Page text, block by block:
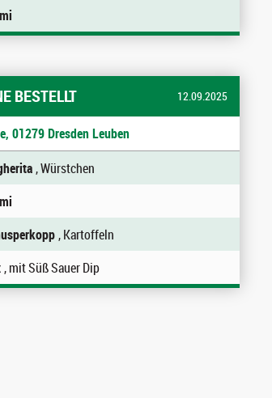
BESTELLT 12.09.2025
01279 Dresden Leuben
, Würstchen
, Kartoffeln
, mit Süß Sauer Dip